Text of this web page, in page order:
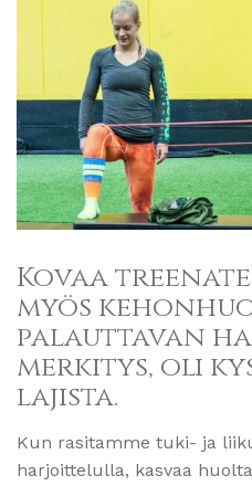
Kovaa
myös
palauttavan
merkitys, oli
lajista.
Kun rasitamme tuki- ja
harjoittelulla, kasvaa